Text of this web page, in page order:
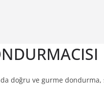
doğru ve gurme